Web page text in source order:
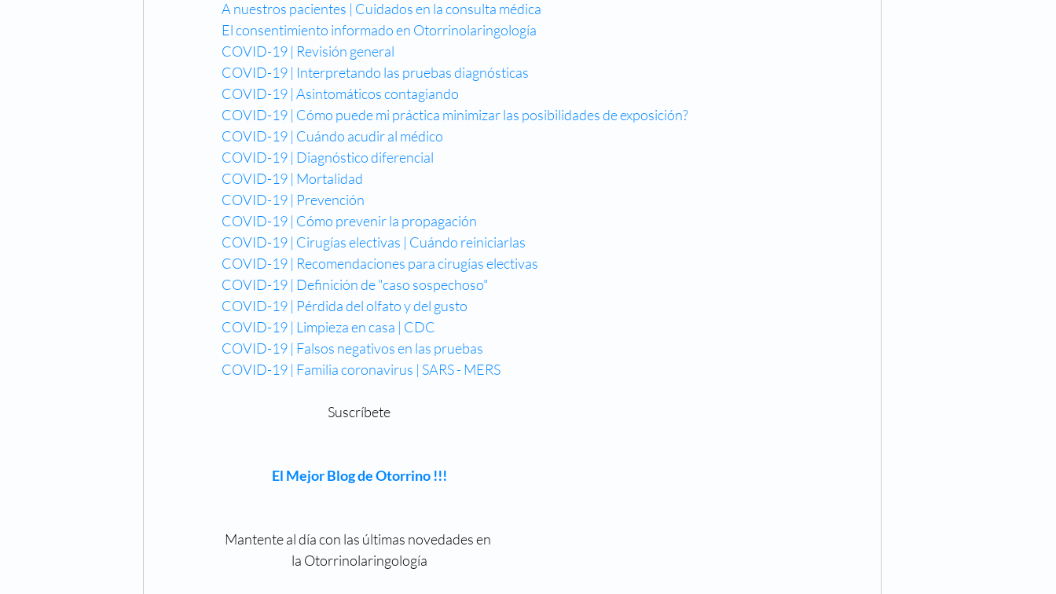
A nuestros pacientes | Cuidados en la consulta médica
El consentimiento informado en Otorrinolaringología
COVID-19 | Revisión general
COVID-19 | Interpretando las pruebas diagnósticas
COVID-19 | Asintomáticos contagiando
COVID-19 | Cómo puede mi práctica minimizar las posibilidades de exposición?
COVID-19 | Cuándo acudir al médico
COVID-19 | Diagnóstico diferencial
COVID-19 | Mortalidad
COVID-19 | Prevención
COVID-19 | Cómo prevenir la propagación
COVID-19 | Cirugías electivas | Cuándo reiniciarlas
COVID-19 | Recomendaciones para cirugías electivas
COVID-19 | Definición de "caso sospechoso"
COVID-19 | Pérdida del olfato y del gusto
COVID-19 | Limpieza en casa | CDC
COVID-19 | Falsos negativos en las pruebas
COVID-19 | Familia coronavirus | SARS - MERS
Suscríbete
El Mejor Blog de Otorrino !!!
Mantente al día con las últimas novedades en
la Otorrinolaringología